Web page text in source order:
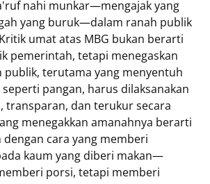
nahi munkar—mengajak yang
yang buruk—dalam ranah publik
umat atas MBG bukan berarti
pemerintah, tetapi menegaskan
publik, terutama yang menyentuh
pangan, harus dilaksanakan
transparan, dan terukur secara
menegakkan amanahnya berarti
cara yang memberi
kaum yang diberi makan—
porsi, tetapi memberi